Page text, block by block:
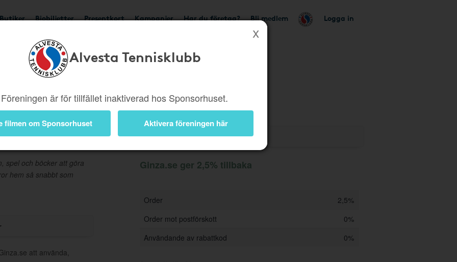
Butiker Biobiljetter Presentkort Kampanjer Har du företag? Bli medlem Logga in
Alvesta Tennisklubb
Föreningen är för tillfället inaktiverad hos Sponsorhuset.
filmen om Sponsorhuset Aktivera föreningen här
spel och böcker att göra
hem så snabbt som
att använda,
Information
Ginza.se ger 2,5% tillbaka
Order
2,5%
Order mot postförskott
0%
Användande av rabattkod
0%